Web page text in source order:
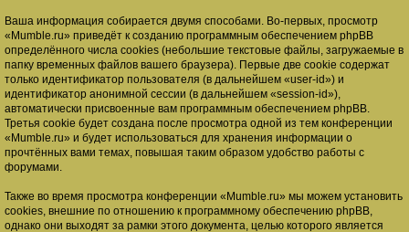
Ваша информация собирается двумя способами. Во-первых, просмотр
«Mumble.ru» приведёт к созданию программным обеспечением phpBB
определённого числа cookies (небольшие текстовые файлы, загружаемые в
папку временных файлов вашего браузера). Первые две cookie содержат
только идентификатор пользователя (в дальнейшем «user-id») и
идентификатор анонимной сессии (в дальнейшем «session-id»),
автоматически присвоенные вам программным обеспечением phpBB.
Третья cookie будет создана после просмотра одной из тем конференции
«Mumble.ru» и будет использоваться для хранения информации о
прочтённых вами темах, повышая таким образом удобство работы с
форумами.
Также во время просмотра конференции «Mumble.ru» мы можем установить
cookies, внешние по отношению к программному обеспечению phpBB,
однако они выходят за рамки этого документа, целью которого является